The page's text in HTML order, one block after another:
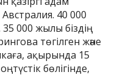
40 000
000 жылы біздің
төгілген және
ақырында 15
бөлігінде,